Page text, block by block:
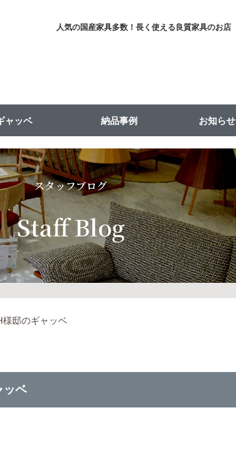
人気の国産家具多数！長く使える良質家具のお店
ャッベ 納品事例 お知らせ
スタッフブログ
Staff Blog
様邸のギャッベ
ッベ